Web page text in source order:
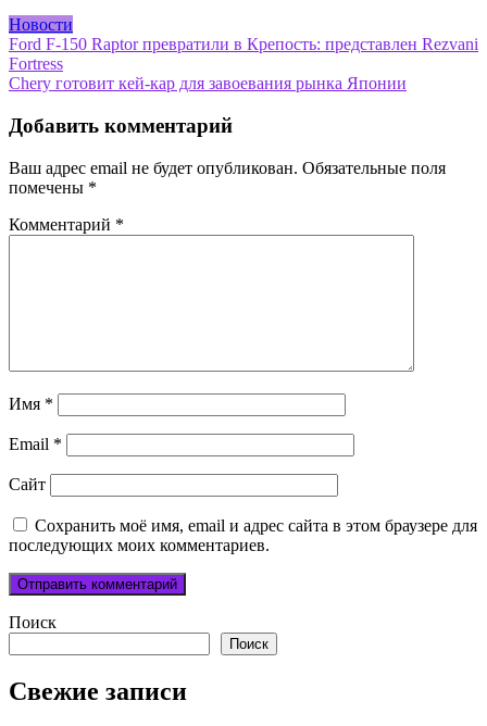
Новости
Навигация
по
Ford F-150 Raptor превратили в Крепость: представлен Rezvani
Fortress
Chery готовит кей-кар для завоевания рынка Японии
Добавить комментарий
Ваш адрес email не будет опубликован. Обязательные поля
помечены *
Комментарий *
Имя *
Email *
Сайт
Сохранить моё имя, email и адрес сайта в этом браузере для
последующих моих комментариев.
Поиск
Поиск
Свежие записи